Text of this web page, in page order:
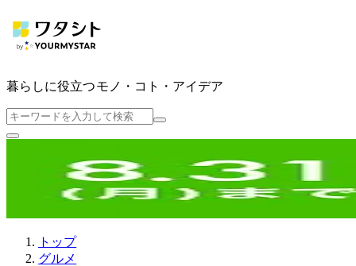
暮らしに役立つモノ・コト・アイデア
トップ
グルメ